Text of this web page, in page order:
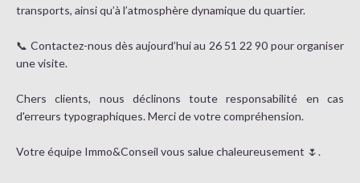
transports, ainsi qu’à l’atmosphère dynamique du quartier.
📞 Contactez-nous dès aujourd’hui au 26 51 22 90 pour organiser
une visite.
Chers clients, nous déclinons toute responsabilité en cas
d'erreurs typographiques. Merci de votre compréhension.
Votre équipe Immo&Conseil vous salue chaleureusement 🌷.